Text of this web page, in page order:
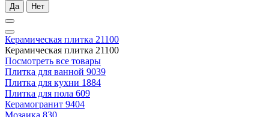
Да Нет
Керамическая плитка 21100
Керамическая плитка 21100
Посмотреть все товары
Плитка для ванной 9039
Плитка для кухни 1884
Плитка для пола 609
Керамогранит 9404
Мозаика 830